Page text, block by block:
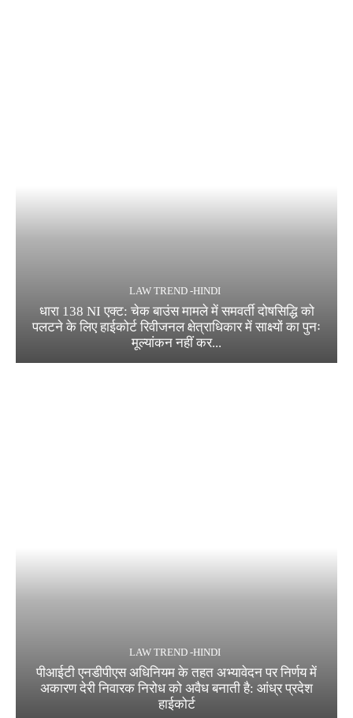
LAW TREND -HINDI
धारा 138 NI एक्ट: चेक बाउंस मामले में समवर्ती दोषसिद्धि को
पलटने के लिए हाईकोर्ट रिवीजनल क्षेत्राधिकार में साक्ष्यों का पुनः
मूल्यांकन नहीं कर...
LAW TREND -HINDI
पीआईटी एनडीपीएस अधिनियम के तहत अभ्यावेदन पर निर्णय में
अकारण देरी निवारक निरोध को अवैध बनाती है: आंध्र प्रदेश
हाईकोर्ट